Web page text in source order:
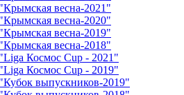
"Крымская весна-2021"
"Крымская весна-2020"
"Крымская весна-2019"
"Крымская весна-2018"
"Liga Космос Cup - 2021"
"Liga Космос Cup - 2019"
"Кубок выпускников-2019"